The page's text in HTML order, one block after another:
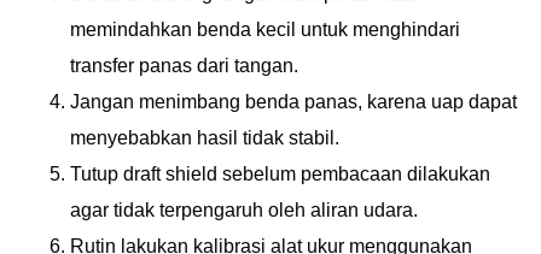
memindahkan benda kecil untuk menghindari
transfer panas dari tangan.
Jangan menimbang benda panas, karena uap dapat
menyebabkan hasil tidak stabil.
Tutup draft shield sebelum pembacaan dilakukan
agar tidak terpengaruh oleh aliran udara.
Rutin lakukan kalibrasi alat ukur menggunakan